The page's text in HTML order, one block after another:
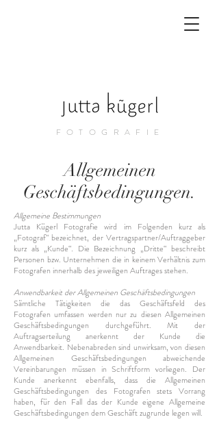
FOTOGRAFIE
Allgemeinen
Geschäftsbedingungen.
Allgemeine Bestimmungen
Jutta Kügerl Fotografie wird im Folgenden kurz als
„Fotograf“ bezeichnet, der Vertragspartner/Auftraggeber
kurz als „Kunde“. Die Bezeichnung „Dritte“ beschreibt
Personen bzw. Unternehmen die in keinem Verhältnis zum
Fotografen innerhalb des jeweiligen Auftrages stehen.
Anwendbarkeit der Allgemeinen Geschäftsbedingungen
Sämtliche Tätigkeiten die das Geschäftsfeld des
Fotografen umfassen werden nur zu diesen Allgemeinen
Geschäftsbedingungen durchgeführt. Mit der
Auftragserteilung anerkennt der Kunde die
Anwendbarkeit. Nebenabreden sind unwirksam, von diesen
Allgemeinen Geschäftsbedingungen abweichende
Vereinbarungen müssen in Schriftform vorliegen. Der
Kunde anerkennt ebenfalls, dass die Allgemeinen
Geschäftsbedingungen des Fotografen stets Vorrang
haben, für den Fall das der Kunde eigene Allgemeine
Geschäftsbedingungen dem Geschäft zugrunde legen will.